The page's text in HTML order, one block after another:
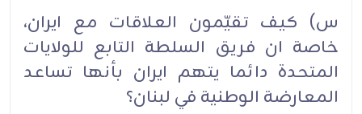
س) كيف تقيّمون العلاقات مع ايران،
خاصة ان فريق السلطة التابع للولايات
المتحدة دائما يتهم ايران بأنها تساعد
المعارضة الوطنية في لبنان؟